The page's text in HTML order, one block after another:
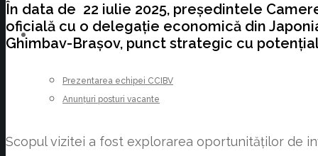
CARIERE
Prezentarea echipei CCIBV
Anunțuri posturi vacante
În data de 22 iulie 2025, președintele
oficială cu o delegație economică din
Ghimbav-Brașov, punct strategic cu
Scopul vizitei a fost explorarea oportunităților de